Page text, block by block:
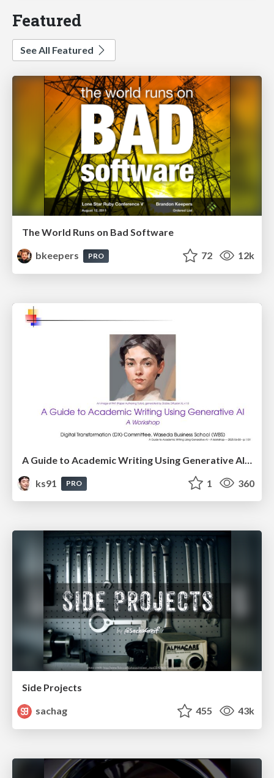
Featured
See All Featured
The World Runs on Bad Software
bkeepers
PRO 72 12k
ks91
PRO 1 360
Side Projects
sachag
455 43k